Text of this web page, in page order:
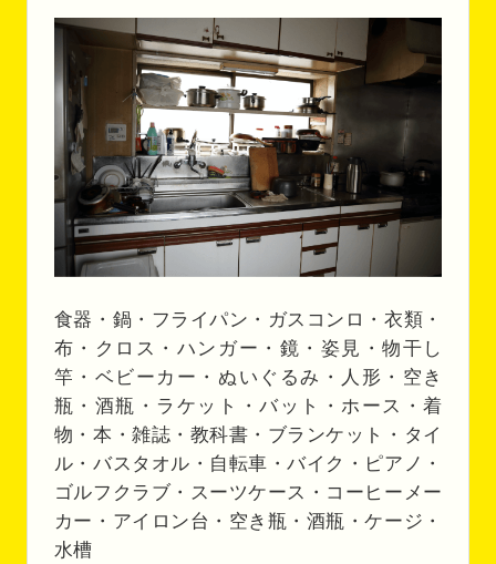
食器・鍋・フライパン・ガスコンロ・衣類・
布・クロス・ハンガー・鏡・姿見・物干し
竿・ベビーカー・ぬいぐるみ・人形・空き
瓶・酒瓶・ラケット・バット・ホース・着
物・本・雑誌・教科書・ブランケット・タイ
ル・バスタオル・自転車・バイク・ピアノ・
ゴルフクラブ・スーツケース・コーヒーメー
カー・アイロン台・空き瓶・酒瓶・ケージ・
水槽